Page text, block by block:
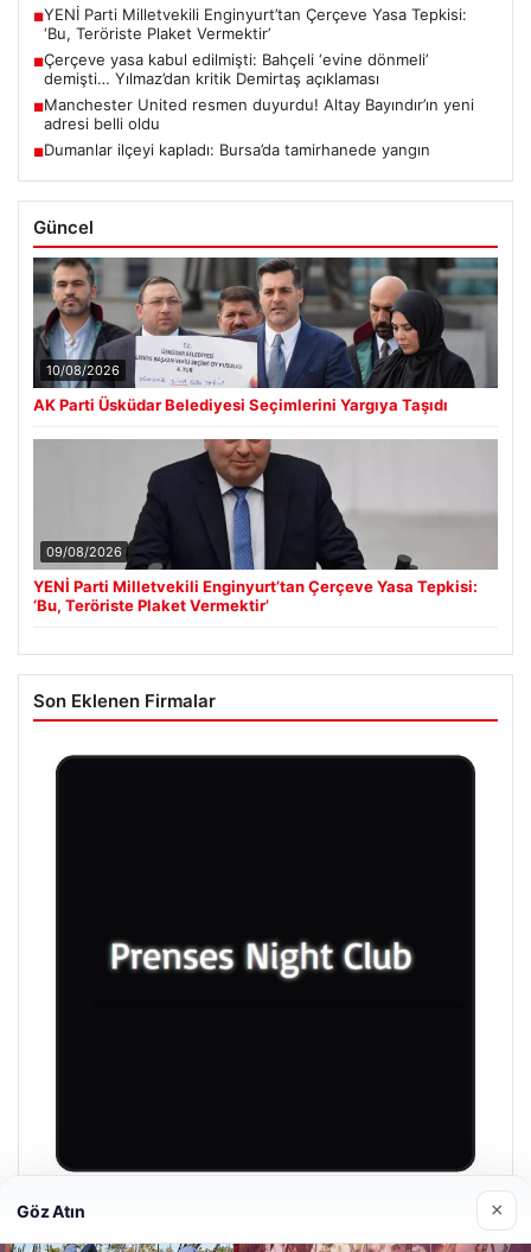
■YENİ Parti Milletvekili Enginyurt’tan Çerçeve Yasa Tepkisi:
‘Bu, Teröriste Plaket Vermektir’
■Çerçeve yasa kabul edilmişti: Bahçeli ‘evine dönmeli’
demişti… Yılmaz’dan kritik Demirtaş açıklaması
■Manchester United resmen duyurdu! Altay Bayındır’ın yeni
adresi belli oldu
■Dumanlar ilçeyi kapladı: Bursa’da tamirhanede yangın
Güncel
10/08/2026
AK Parti Üsküdar Belediyesi Seçimlerini Yargıya Taşıdı
09/08/2026
YENİ Parti Milletvekili Enginyurt’tan Çerçeve Yasa Tepkisi:
‘Bu, Teröriste Plaket Vermektir’
Son Eklenen Firmalar
Prenses Night Club
Göz Atın ×